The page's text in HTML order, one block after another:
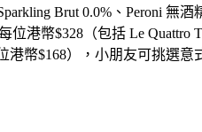
Brut 0.0%、Peroni 無
港幣$328（包括 Le Quattro
幣$168），⼩朋友可挑選